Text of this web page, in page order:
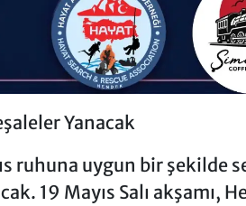
Yanacak
ruhuna uygun bir şekilde
19 Mayıs Salı akşamı,